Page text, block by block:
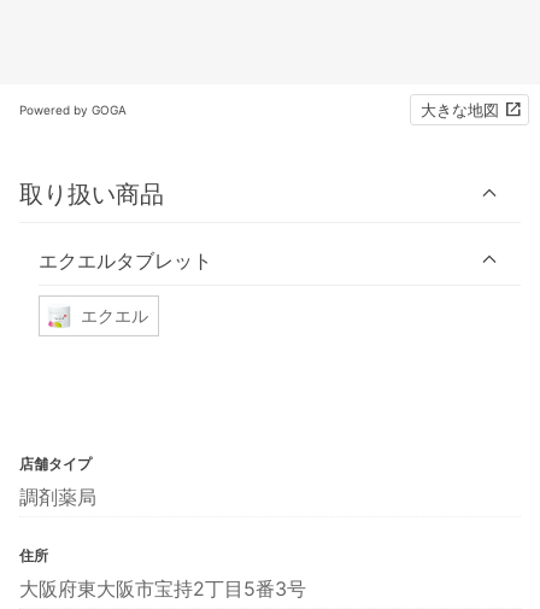
Powered by GOGA 大きな地図
取り扱い商品
エクエルタブレット
エクエル
店舗タイプ
調剤薬局
住所
大阪府東大阪市宝持2丁目5番3号